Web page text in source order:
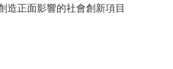
造正面影響的社會創新項目